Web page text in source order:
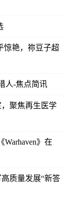
惊艳，祢豆子超
人-焦点简讯
聚焦再生医学
Warhaven》在
质量发展“新答